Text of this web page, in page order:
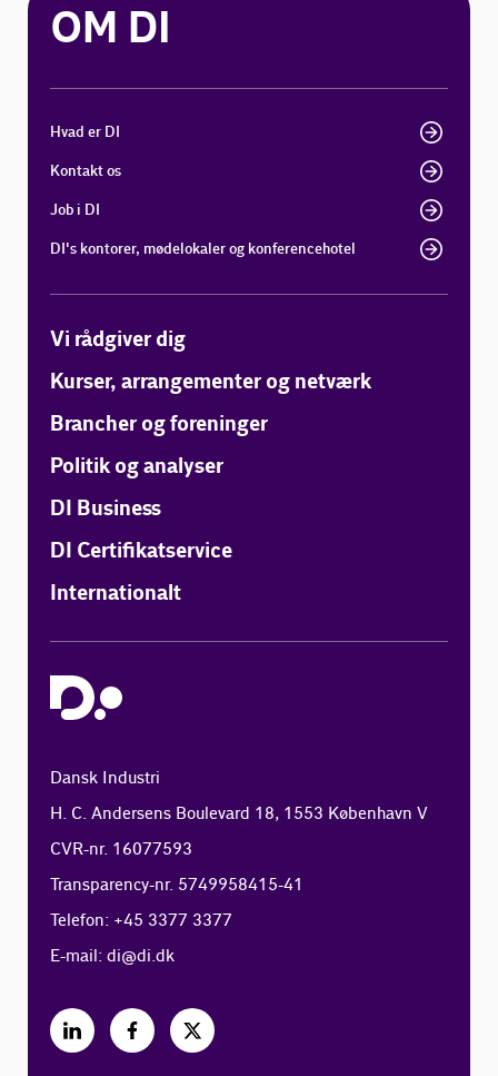
OM DI
Hvad er DI
Kontakt os
Job i DI
DI's kontorer, mødelokaler og konferencehotel
Vi rådgiver dig
Kurser, arrangementer og netværk
Brancher og foreninger
Politik og analyser
DI Business
DI Certifikatservice
Internationalt
Dansk Industri
H. C. Andersens Boulevard 18, 1553 København V
CVR-nr. 16077593
Transparency-nr. 5749958415-41
Telefon: +45 3377 3377
E-mail:di@di.dk